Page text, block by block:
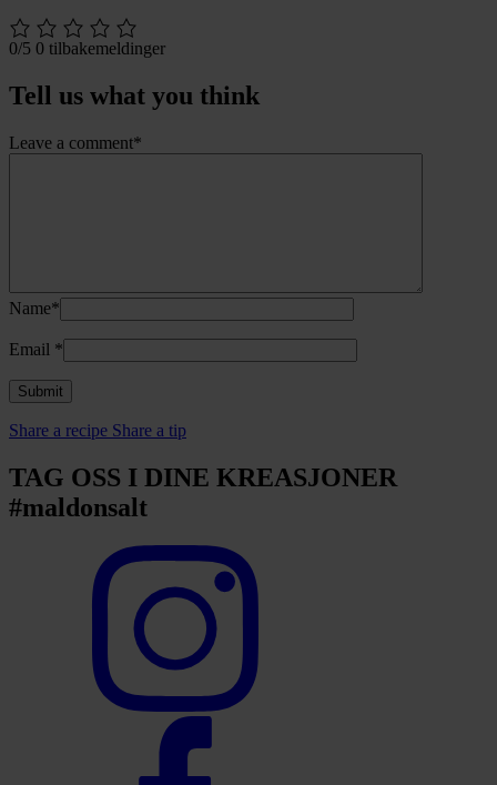
0/5 0 tilbakemeldinger
Tell us what you think
Leave a comment*
Name*
Email *
Share a recipe Share a tip
TAG OSS I DINE KREASJONER
#maldonsalt